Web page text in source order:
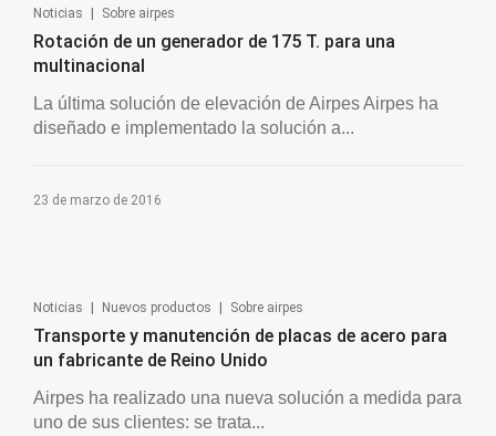
Noticias | Sobre airpes
Rotación de un generador de 175 T. para una
multinacional
La última solución de elevación de Airpes Airpes ha
diseñado e implementado la solución a...
23 de marzo de 2016
Noticias | Nuevos productos | Sobre airpes
Transporte y manutención de placas de acero para
un fabricante de Reino Unido
Airpes ha realizado una nueva solución a medida para
uno de sus clientes: se trata...